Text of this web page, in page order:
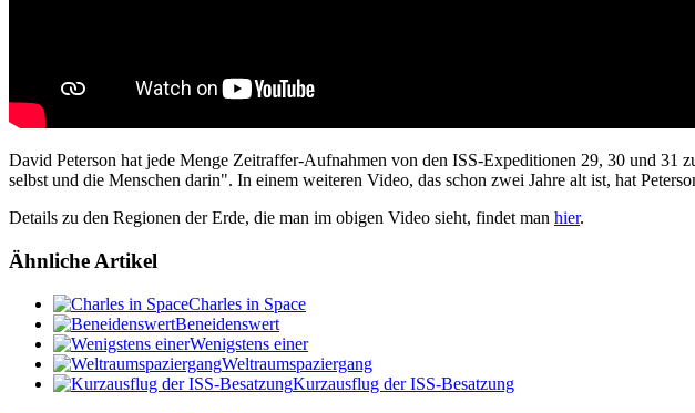
David Peterson hat jede Menge Zeitraffer-Aufnahmen von den ISS-Expeditionen 29, 30 und 31
selbst und die Menschen darin". In einem weiteren Video, das schon zwei Jahre alt ist, hat
Details zu den Regionen der Erde, die man im obigen Video sieht, findet man hier.
Ähnliche Artikel
Charles in Space
Beneidenswert
Wenigstens einer
Weltraumspaziergang
Kurzausflug der ISS-Besatzung